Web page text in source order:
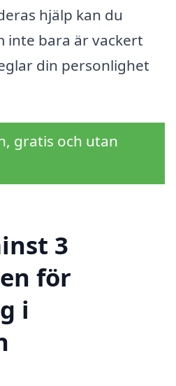
hjälp kan du
inte bara är vackert
din personlighet
gratis och utan
3
för
i